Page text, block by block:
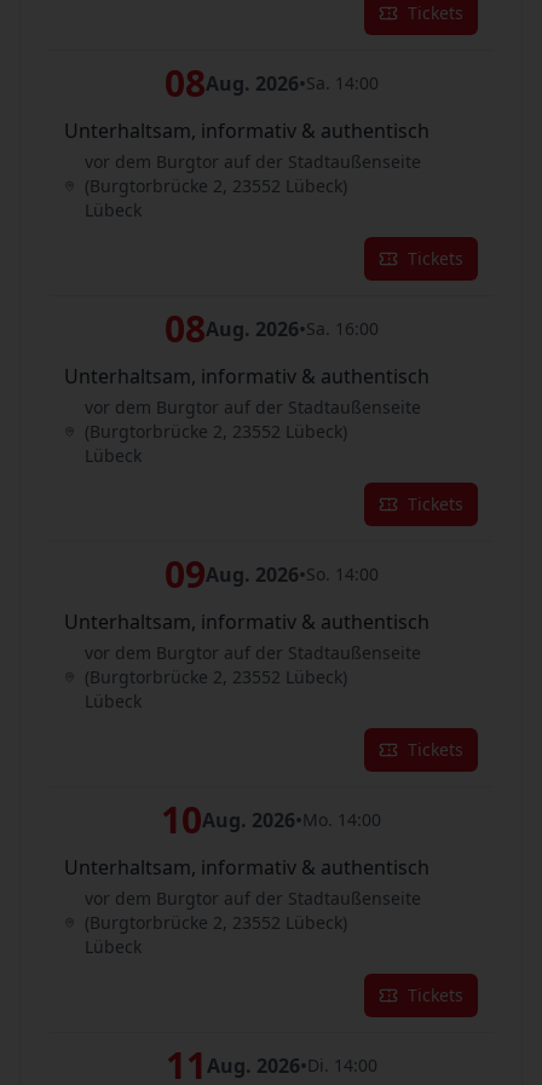
Tickets
08Aug. 2026•Sa. 14:00
Unterhaltsam, informativ & authentisch
vor dem Burgtor auf der Stadtaußenseite
(Burgtorbrücke 2, 23552 Lübeck)
Lübeck
Tickets
08Aug. 2026•Sa. 16:00
Unterhaltsam, informativ & authentisch
vor dem Burgtor auf der Stadtaußenseite
(Burgtorbrücke 2, 23552 Lübeck)
Lübeck
Tickets
09Aug. 2026•So. 14:00
Unterhaltsam, informativ & authentisch
vor dem Burgtor auf der Stadtaußenseite
(Burgtorbrücke 2, 23552 Lübeck)
Lübeck
Tickets
10Aug. 2026•Mo. 14:00
Unterhaltsam, informativ & authentisch
vor dem Burgtor auf der Stadtaußenseite
(Burgtorbrücke 2, 23552 Lübeck)
Lübeck
Tickets
11 Aug. 2026•Di. 14:00